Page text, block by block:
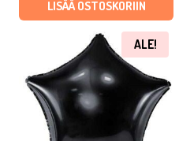
€3,90.€2,15.
LISÄÄ OSTOSKORIIN
ALE!